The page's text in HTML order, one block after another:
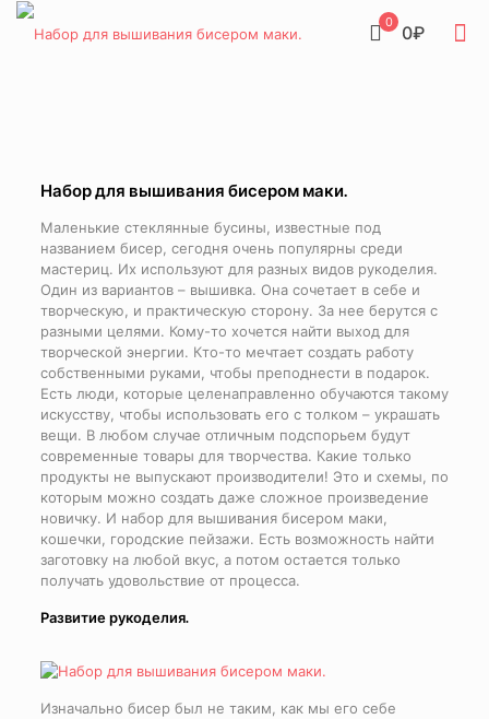
0 0₽
Набор для вышивания бисером маки.
Маленькие стеклянные бусины, известные под
названием бисер, сегодня очень популярны среди
мастериц. Их используют для разных видов рукоделия.
Один из вариантов – вышивка. Она сочетает в себе и
творческую, и практическую сторону. За нее берутся с
разными целями. Кому-то хочется найти выход для
творческой энергии. Кто-то мечтает создать работу
собственными руками, чтобы преподнести в подарок.
Есть люди, которые целенаправленно обучаются такому
искусству, чтобы использовать его с толком – украшать
вещи. В любом случае отличным подспорьем будут
современные товары для творчества. Какие только
продукты не выпускают производители! Это и схемы, по
которым можно создать даже сложное произведение
новичку. И набор для вышивания бисером маки,
кошечки, городские пейзажи. Есть возможность найти
заготовку на любой вкус, а потом остается только
получать удовольствие от процесса.
Развитие рукоделия.
Изначально бисер был не таким, как мы его себе